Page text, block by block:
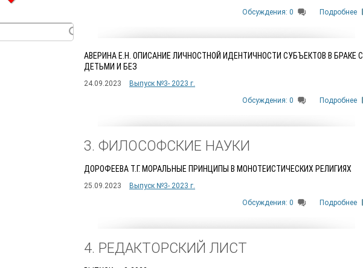
Обсуждения: 0
Подробнее
АВЕРИНА Е.Н. ОПИСАНИЕ ЛИЧНОСТНОЙ ИДЕНТИЧНОСТИ СУБЪЕКТОВ В БРАКЕ С
ДЕТЬМИ И БЕЗ
24.09.2023
Выпуск №3- 2023 г.
Обсуждения: 0
Подробнее
3. ФИЛОСОФСКИЕ НАУКИ
ДОРОФЕЕВА Т.Г. МОРАЛЬНЫЕ ПРИНЦИПЫ В МОНОТЕИСТИЧЕСКИХ РЕЛИГИЯХ
25.09.2023
Выпуск №3- 2023 г.
Обсуждения: 0
Подробнее
4. РЕДАКТОРСКИЙ ЛИСТ